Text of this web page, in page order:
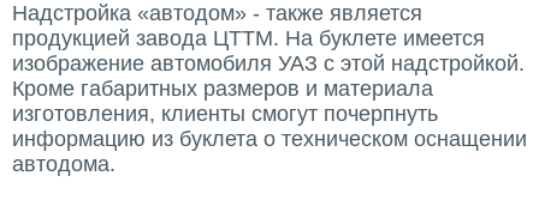
Надстройка «автодом» - также является
продукцией завода ЦТТМ. На буклете имеется
изображение автомобиля УАЗ с этой надстройкой.
Кроме габаритных размеров и материала
изготовления, клиенты смогут почерпнуть
информацию из буклета о техническом оснащении
автодома.